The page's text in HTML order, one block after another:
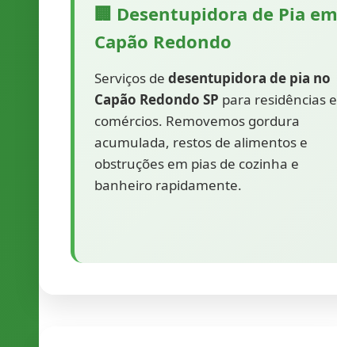
🏢 Desentupidora de Pia em
Capão Redondo
Serviços de desentupidora de pia no
Capão Redondo SP para residências e
comércios. Removemos gordura
acumulada, restos de alimentos e
obstruções em pias de cozinha e
banheiro rapidamente.